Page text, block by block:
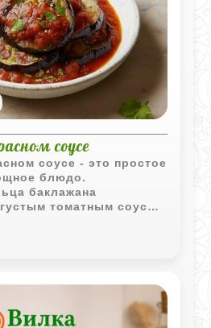
соусе
соусе - это простое
блюдо.
баклажана
томатным соусом
остротой. Готовится
сочным и
можно как тёплую